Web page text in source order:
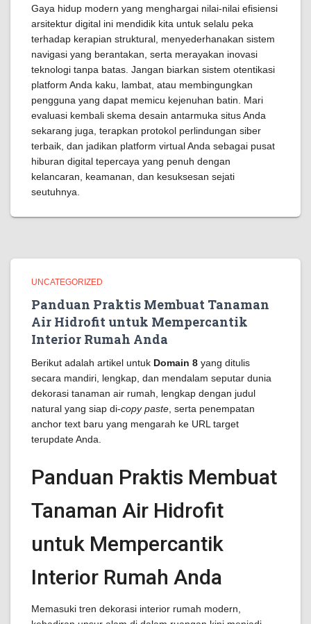
Gaya hidup modern yang menghargai nilai-nilai efisiensi
arsitektur digital ini mendidik kita untuk selalu peka
terhadap kerapian struktural, menyederhanakan sistem
navigasi yang berantakan, serta merayakan inovasi
teknologi tanpa batas. Jangan biarkan sistem otentikasi
platform Anda kaku, lambat, atau membingungkan
pengguna yang dapat memicu kejenuhan batin. Mari
evaluasi kembali skema desain antarmuka situs Anda
sekarang juga, terapkan protokol perlindungan siber
terbaik, dan jadikan platform virtual Anda sebagai pusat
hiburan digital tepercaya yang penuh dengan
kelancaran, keamanan, dan kesuksesan sejati
seutuhnya.
UNCATEGORIZED
Panduan Praktis Membuat Tanaman
Air Hidrofit untuk Mempercantik
Interior Rumah Anda
Berikut adalah artikel untuk Domain 8 yang ditulis
secara mandiri, lengkap, dan mendalam seputar dunia
dekorasi tanaman air rumah, lengkap dengan judul
natural yang siap di-copy paste , serta penempatan
anchor text baru yang mengarah ke URL target
terupdate Anda.
Panduan Praktis Membuat
Tanaman Air Hidrofit
untuk Mempercantik
Interior Rumah Anda
Memasuki tren dekorasi interior rumah modern,